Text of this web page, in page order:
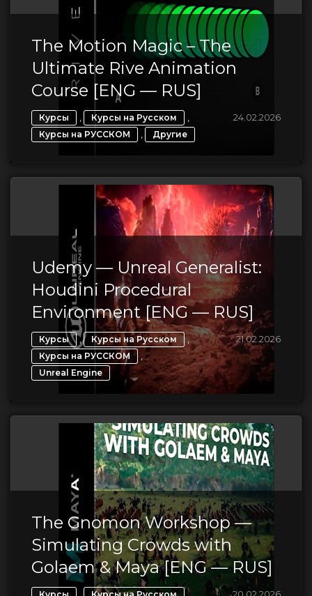
The Motion Magic – The
Ultimate Rive Animation
Course [ENG — RUS]
Курсы , Курсы на Русском ,
Курсы на РУССКОМ , Другие
24.02.2026
Udemy — Unreal Generalist:
Houdini Procedural
Environment [ENG — RUS]
Курсы , Курсы на Русском ,
Курсы на РУССКОМ ,
Unreal Engine
21.02.2026
The Gnomon Workshop —
Simulating Crowds with
Golaem & Maya [ENG — RUS]